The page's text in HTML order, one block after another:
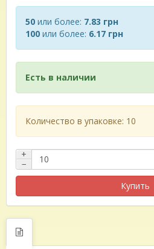
50 или более: 7.83 грн
100 или более: 6.17 грн
Есть в наличии
Количество в упаковке: 10
+
−
Купить